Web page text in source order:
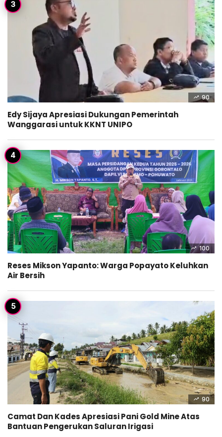
90
Edy Sijaya Apresiasi Dukungan Pemerintah
Wanggarasi untuk KKNT UNIPO
100
Reses Mikson Yapanto: Warga Popayato Keluhkan
Air Bersih
90
Camat Dan Kades Apresiasi Pani Gold Mine Atas
Bantuan Pengerukan Saluran Irigasi